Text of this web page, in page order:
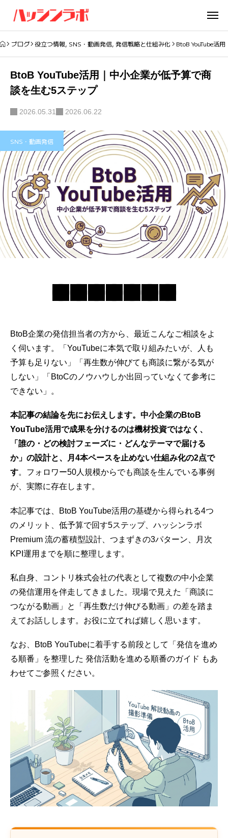
ブログ 役立つ情報, SNS・動画発信,発信戦略と仕組み化 BtoB YouTube活
BtoB YouTube活用｜中小企業が低予算で商
談を生む5ステップ
2026.05.31 2026.06.22
SNS・動画発信
BtoB企業の発信担当者の方から、最近こんなご相談をよ
く伺います。「YouTubeに本気で取り組みたいが、人も
予算も足りない」「再生数が伸びても商談に繋がる気が
しない」「BtoCのノウハウしか出回っていなくて参考に
できない」。
本記事の結論を先にお伝えします。中小企業のBtoB
YouTube活用で成果を分けるのは機材投資ではなく、
「誰の・どの検討フェーズに・どんなテーマで届ける
か」の設計と、月4本ペースを止めない仕組み化の2点で
す。フォロワー50人規模からでも商談を生んでいる事例
が、実際に存在します。
本記事では、BtoB YouTube活用の基礎から得られる4つ
の メリット
、低予算で回す5ステップ、ハッシンラボ
Premium 流の蓄積型設計、つまずきの3パターン、月次
KPI 運用までを順に整理します。
私自身、コントリ株式会社の代表として複数の中小企業
の発信運用を伴走してきました。現場で見えた「商談に
つながる動画」と「再生数だけ伸びる動画」の差を踏ま
えてお話しします。お役に立てれば嬉しく思います。
なお、BtoB YouTubeに着手する前段として「発信を進め
る順番」を整理した 発信活動を進める順番のガイド もあ
わせてご参照ください。